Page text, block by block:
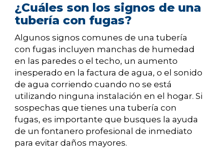
¿Cuáles son los signos de una
tubería con fugas?
Algunos signos comunes de una tubería
con fugas incluyen manchas de humedad
en las paredes o el techo, un aumento
inesperado en la factura de agua, o el sonido
de agua corriendo cuando no se está
utilizando ninguna instalación en el hogar. Si
sospechas que tienes una tubería con
fugas, es importante que busques la ayuda
de un fontanero profesional de inmediato
para evitar daños mayores.